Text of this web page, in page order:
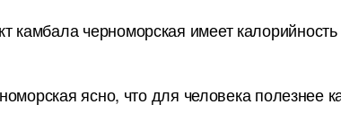
черноморская имеет калорийность
ясно, что для человека полезнее